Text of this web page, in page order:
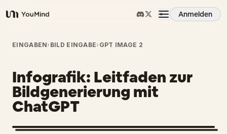
YouMind
Anmelden
Übersicht
Anwendungsfälle
Fähigkeiten
EINGABEN› BILD EINGABE› GPT IMAGE 2
Infografik: Leitfaden zur
Bildgenerierung mit
ChatGPT